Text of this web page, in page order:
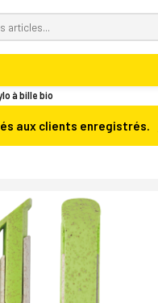
à bille bio
aux clients enregistrés.